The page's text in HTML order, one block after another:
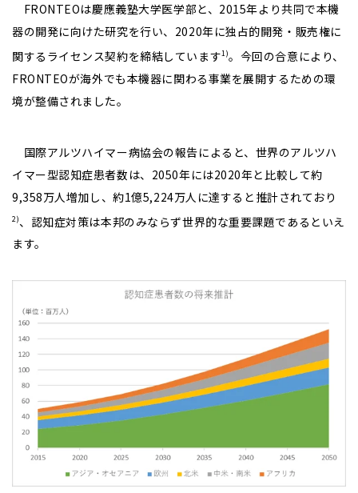
FRONTEOは慶應義塾大学医学部と、2015年より共同で本機
器の開発に向けた研究を行い、2020年に独占的開発・販売権に
関するライセンス契約を締結しています1)。今回の合意により、
FRONTEOが海外でも本機器に関わる事業を展開するための環
境が整備されました。
国際アルツハイマー病協会の報告によると、世界のアルツハ
イマー型認知症患者数は、2050年には2020年と比較して約
9,358万人増加し、約1億5,224万人に達すると推計されており
2)、認知症対策は本邦のみならず世界的な重要課題であるといえ
ます。